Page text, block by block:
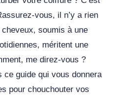
vous, il n’y a rien
cheveux, soumis à une
méritent une
me direz-vous ?
ce guide qui vous donnera
pour chouchouter vos